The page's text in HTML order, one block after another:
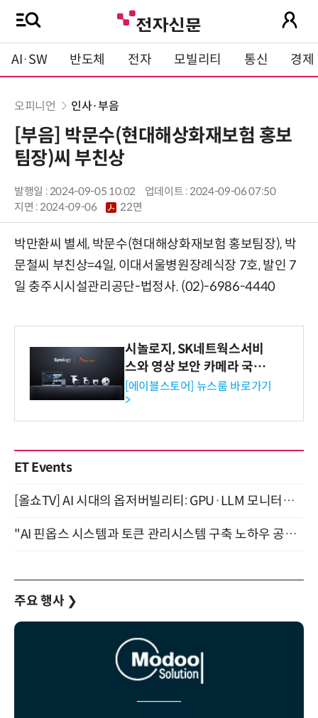
AI·SW 반도체 전자 모빌리티 통신 경제
오피니언 인사·부음
[부음] 박문수(현대해상화재보험 홍보
팀장)씨 부친상
발행일 : 2024-09-05 10:02
업데이트 : 2024-09-06 07:50
지면 :2024-09-06 22면
박만환씨 별세, 박문수(현대해상화재보험 홍보팀장), 박
문철씨 부친상=4일, 이대서울병원장례식장 7호, 발인 7
일 충주시시설관리공단-법정사. (02)-6986-4440
시놀로지, SK네트웍스서비
스와 영상 보안 카메라 국내
독점 판매 파트너십 체결
[에이블스토어] 뉴스룸 바로가기
>
ET Events
[올쇼TV] AI 시대의 옵저버빌리티: GPU·LLM 모니터링부터 AI 기반 장애 대응까지 (8/11 생방송)
"AI 핀옵스 시스템과 토큰 관리시스템 구축 노하우 공개" 잠실 한국광고문화회관 2층 대회의실 (8/21)
주요 행사 ❯